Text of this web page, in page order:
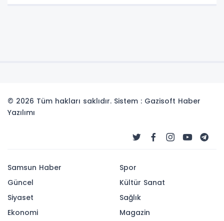
© 2026 Tüm hakları saklıdır. Sistem : Gazisoft Haber
Yazılımı
Samsun Haber
Güncel
Siyaset
Ekonomi
Spor
Kültür Sanat
Sağlık
Magazin